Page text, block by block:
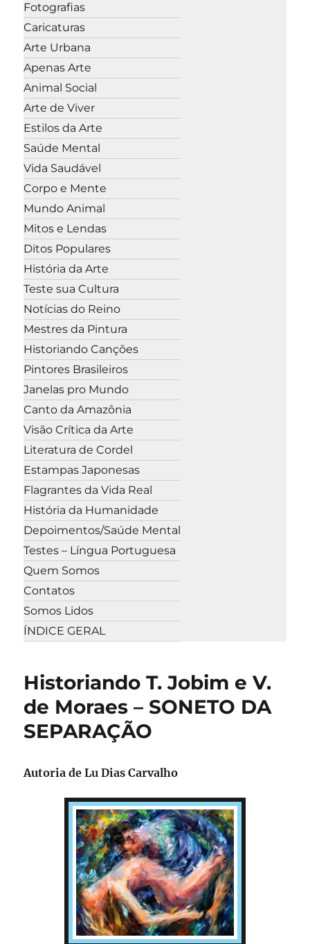
Fotografias
Caricaturas
Arte Urbana
Apenas Arte
Animal Social
Arte de Viver
Estilos da Arte
Saúde Mental
Vida Saudável
Corpo e Mente
Mundo Animal
Mitos e Lendas
Ditos Populares
História da Arte
Teste sua Cultura
Notícias do Reino
Mestres da Pintura
Historiando Canções
Pintores Brasileiros
Janelas pro Mundo
Canto da Amazônia
Visão Crítica da Arte
Literatura de Cordel
Estampas Japonesas
Flagrantes da Vida Real
História da Humanidade
Depoimentos/Saúde Mental
Testes – Língua Portuguesa
Quem Somos
Contatos
Somos Lidos
ÍNDICE GERAL
Historiando T. Jobim e V.
de Moraes – SONETO DA
SEPARAÇÃO
Autoria deLu Dias Carvalho